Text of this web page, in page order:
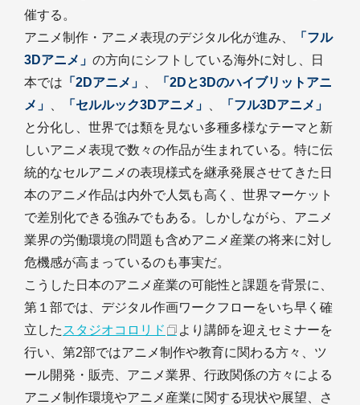
催する。
アニメ制作・アニメ表現のデジタル化が進み、
「フル
3Dアニメ」 の方向にシフトしている海外に対し、日
本では 「2Dアニメ」
「2Dと3Dのハイブリットアニ
メ」
「セルルック3Dアニメ」
「フル3Dアニメ」
と分化し、世界では類を見ない多種多様なテーマと新
しいアニメ表現で数々の作品が生まれている。特に伝
統的なセルアニメの表現様式を継承発展させてきた日
本のアニメ作品は内外で人気も高く、世界マーケット
で差別化できる強みでもある。しかしながら、アニメ
業界の労働環境の問題も含めアニメ産業の将来に対し
危機感が高まっているのも事実だ。
こうした日本のアニメ産業の可能性と課題を背景に、
第１部では、デジタル作画ワークフローをいち早く確
立した スタジオコロリド
より講師を迎えセミナーを
行い、第2部ではアニメ制作や教育に関わる方々、ツ
ール開発・販売、アニメ業界、行政関係の方々による
アニメ制作環境やアニメ産業に関する現状や展望、さ